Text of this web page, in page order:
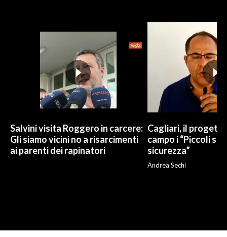
Salvini visita Roggero in carcere:
Gli siamo vicini no a risarcimenti
ai parenti dei rapinatori
Cagliari, il
campo i “Piccoli
sicurezza”
Andrea Sechi